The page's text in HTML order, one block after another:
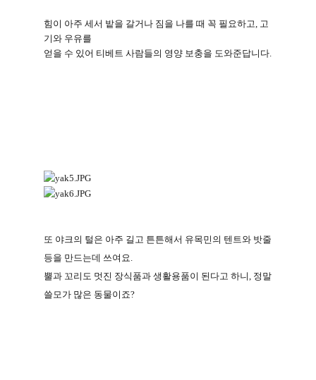
힘이 아주 세서 밭을 갈거나 짐을 나를 때 꼭 필요하고
고
기와 우유를
얻을 수 있어 티베트 사람들의 영양 보충을 도와준답니다
또 야크의 털은 아주 길고 튼튼해서 유목민의 텐트와 밧줄
등을 만드는데 쓰여요.
뿔과 꼬리도 멋진 장식품과 생활용품이 된다고 하니, 정말
쓸모가 많은 동물이죠?